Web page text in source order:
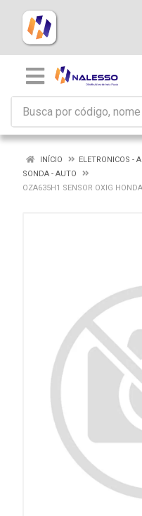
INÍCIO
ELETRONICOS -
SONDA - AUTO
OZA635H1 SENSOR OXIG